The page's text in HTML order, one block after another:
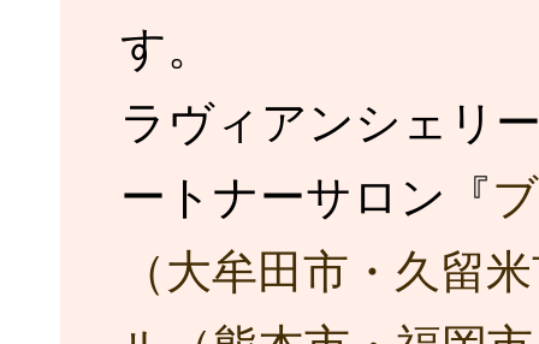
す。
ラヴィアンシェリ
ートナーサロン『
（大牟田市・久留